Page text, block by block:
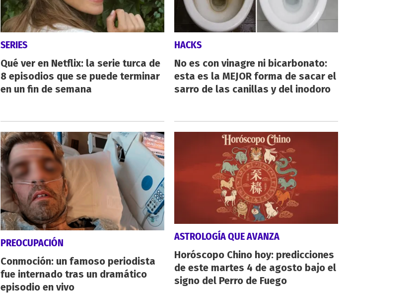
SERIES
Qué ver en Netflix: la serie turca de
8 episodios que se puede terminar
en un fin de semana
HACKS
No es con vinagre ni bicarbonato:
esta es la MEJOR forma de sacar el
sarro de las canillas y del inodoro
PREOCUPACIÓN
Conmoción: un famoso periodista
fue internado tras un dramático
episodio en vivo
ASTROLOGÍA QUE AVANZA
Horóscopo Chino hoy: predicciones
de este martes 4 de agosto bajo el
signo del Perro de Fuego